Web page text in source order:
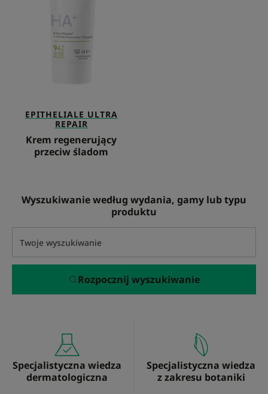
EPITHELIALE ULTRA
REPAIR
Krem regenerujący
przeciw śladom
Wyszukiwanie według wydania, gamy lub typu
produktu
Rozpocznij wyszukiwanie
Specjalistyczna wiedza
dermatologiczna
Specjalistyczna wiedza
z zakresu botaniki